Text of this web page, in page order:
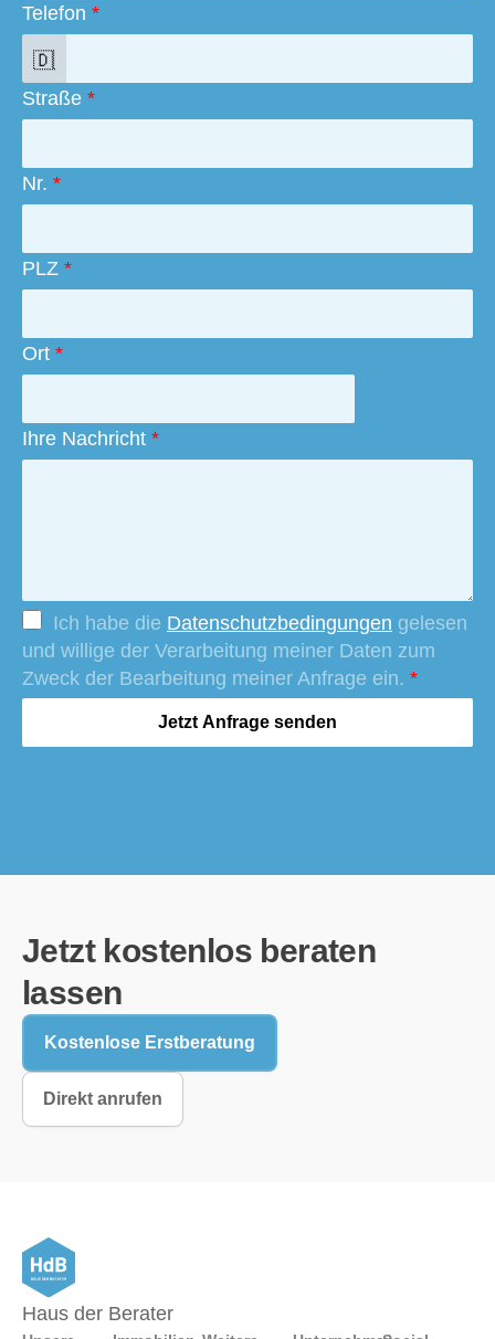
Telefon *
Straße *
Nr. *
PLZ *
Ort *
Ihre Nachricht *
Ich habe die Datenschutzbedingungen gelesen
und willige der Verarbeitung meiner Daten zum
Zweck der Bearbeitung meiner Anfrage ein. *
Jetzt Anfrage senden
Jetzt kostenlos beraten
lassen
Kostenlose Erstberatung
Direkt anrufen
Haus der Berater